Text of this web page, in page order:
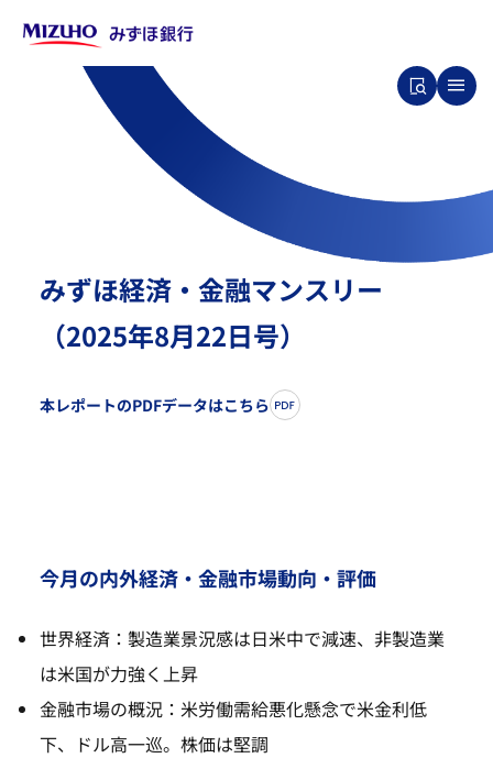
みずほ経済・金融マンスリー
（2025年8月22日号）
本レポートのPDFデータはこちら
今月の内外経済・金融市場動向・評価
世界経済：製造業景況感は日米中で減速、非製造業
は米国が力強く上昇
金融市場の概況：米労働需給悪化懸念で米金利低
下、ドル高一巡。株価は堅調